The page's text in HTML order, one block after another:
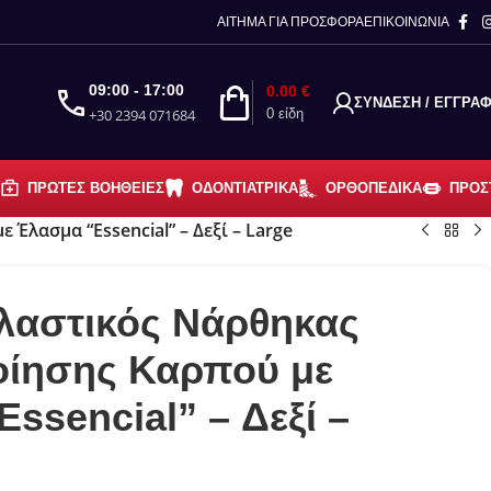
λόγω διακοπών.
μετά τις 23/08 κατά
ΑΙΤΗΜΑ ΓΙΑ ΠΡΟΣΦΟΡΑΕΠΙΚΟΙΝΩΝΙΑ
09:00 - 17:00
+30 2394 071684 0 είδη
0.00 €
ΣΎΝΔΕΣΗ /
ΠΡΏΤΕΣ ΒΟΉΘΕΙΕΣ ΟΔΟΝΤΙΑΤΡΙΚΆ ΟΡΘΟΠΕΔΙΚΆ
“Essencial” – Δεξί – Large
Νάρθηκας
Καρπού με
– Δεξί –